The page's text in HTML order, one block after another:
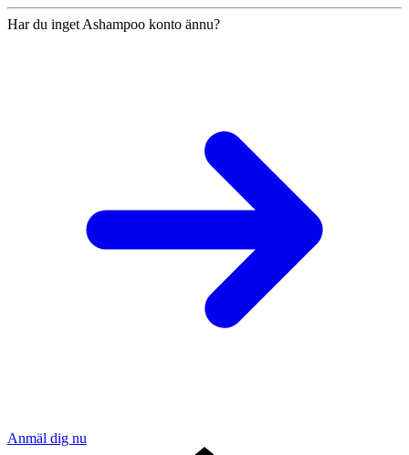
Har du inget Ashampoo konto ännu?
Anmäl dig nu